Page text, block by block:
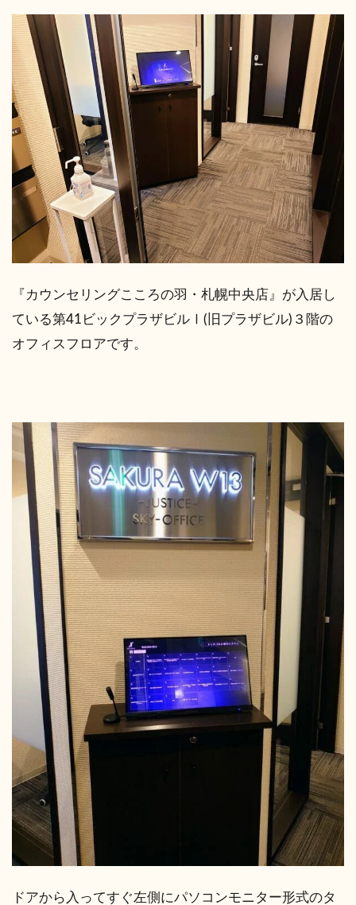
『カウンセリングこころの羽・札幌中央店』が入居し
ている第41ビックプラザビルⅠ(旧プラザビル)３階の
オフィスフロアです。
ドアから入ってすぐ左側にパソコンモニター形式のタ